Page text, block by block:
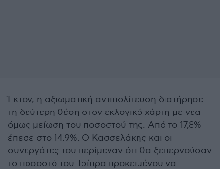
Έκτον, η αξιωματική αντιπολίτευση διατήρησε
τη δεύτερη θέση στον εκλογικό χάρτη με νέα
όμως μείωση του ποσοστού της. Από το 17,8%
έπεσε στο 14,9%. Ο Κασσελάκης και οι
συνεργάτες του περίμεναν ότι θα ξεπερνούσαν
το ποσοστό του Τσίπρα προκειμένου να